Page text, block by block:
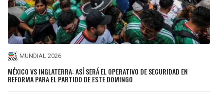
MUNDIAL 2026
MÉXICO VS INGLATERRA: ASÍ SERÁ EL OPERATIVO DE SEGURIDAD EN
REFORMA PARA EL PARTIDO DE ESTE DOMINGO